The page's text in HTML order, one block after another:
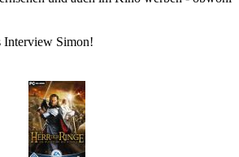
Interview Simon!